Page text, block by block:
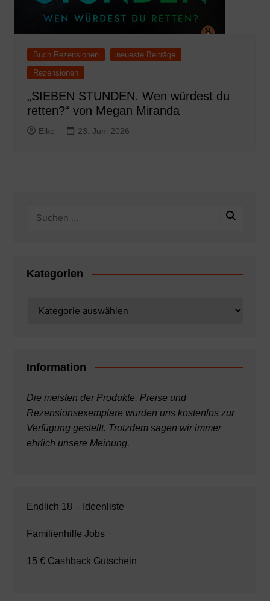
Buch Rezensionen
neueste Beiträge
Rezensionen
„SIEBEN STUNDEN. Wen würdest du
retten?“ von Megan Miranda
Elke 23. Juni 2026
Kategorien
Information
Die meisten der Produkte, Preise und
Rezensionsexemplare wurden uns kostenlos zur
Verfügung gestellt. Trotzdem sagen wir immer
ehrlich unsere Meinung.
Endlich 18 – Ideenliste
Familienhilfe Jobs
15 € Cashback Gutschein